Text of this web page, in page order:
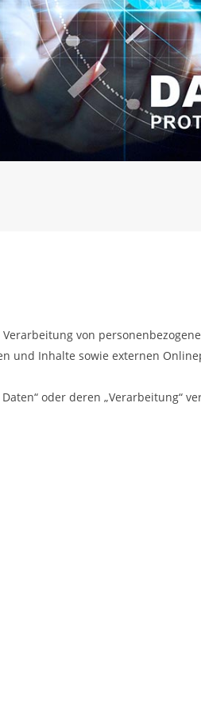
von
Inhalte sowie externen
oder deren „Verarbeitung“